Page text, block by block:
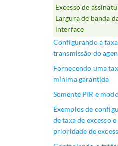
Excesso de
Largura de banda
interface
Configurando a
transmissão do
Fornecendo uma
mínima garantida
Somente PIR e
Exemplos de
de taxa de excesso e
prioridade de